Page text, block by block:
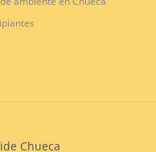
Chueca